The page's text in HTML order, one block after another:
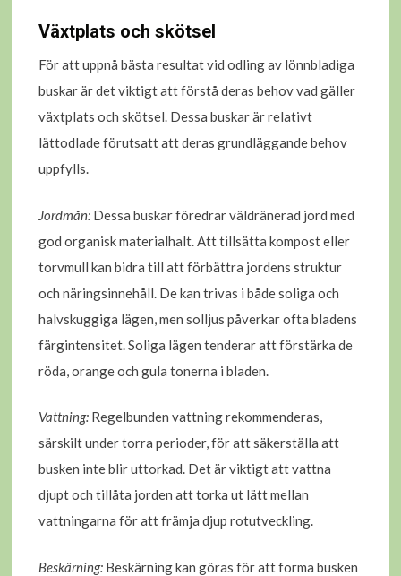
Växtplats och skötsel
För att uppnå bästa resultat vid odling av lönnbladiga
buskar är det viktigt att förstå deras behov vad gäller
växtplats och skötsel. Dessa buskar är relativt
lättodlade förutsatt att deras grundläggande behov
uppfylls.
Jordmån: Dessa buskar föredrar väldränerad jord med
god organisk materialhalt. Att tillsätta kompost eller
torvmull kan bidra till att förbättra jordens struktur
och näringsinnehåll. De kan trivas i både soliga och
halvskuggiga lägen, men solljus påverkar ofta bladens
färgintensitet. Soliga lägen tenderar att förstärka de
röda, orange och gula tonerna i bladen.
Vattning: Regelbunden vattning rekommenderas,
särskilt under torra perioder, för att säkerställa att
busken inte blir uttorkad. Det är viktigt att vattna
djupt och tillåta jorden att torka ut lätt mellan
vattningarna för att främja djup rotutveckling.
Beskärning: Beskärning kan göras för att forma busken